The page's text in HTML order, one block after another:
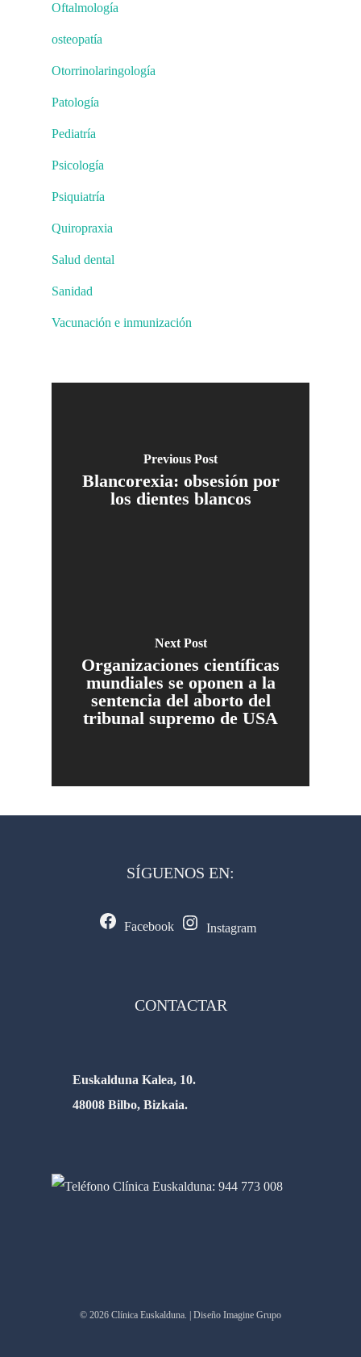
Oftalmología
osteopatía
Otorrinolaringología
Patología
Pediatría
Psicología
Psiquiatría
Quiropraxia
Salud dental
Sanidad
Vacunación e inmunización
Previous Post
Blancorexia: obsesión por
los dientes blancos
Next Post
Organizaciones científicas
mundiales se oponen a la
sentencia del aborto del
tribunal supremo de USA
SÍGUENOS EN:
Facebook Instagram
CONTACTAR
Euskalduna Kalea, 10.
48008 Bilbo, Bizkaia.
© 2026 Clínica Euskalduna. | Diseño Imagine Grupo